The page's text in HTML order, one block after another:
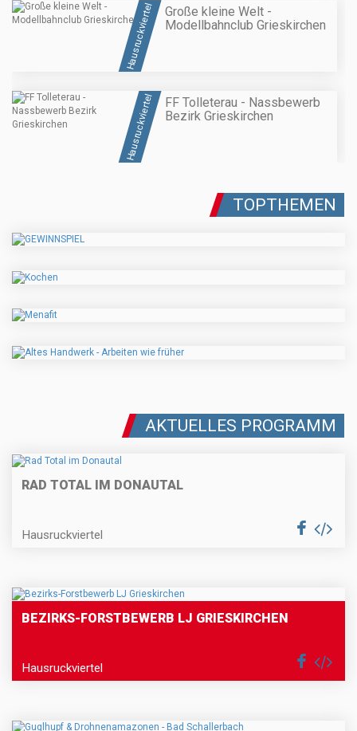
Hausruckviertel
Große kleine Welt -
Modellbahnclub Grieskirchen
Hausruckviertel
FF Tolleterau - Nassbewerb
Bezirk Grieskirchen
TOPTHEMEN
AKTUELLES PROGRAMM
RAD TOTAL IM DONAUTAL
Hausruckviertel
BEZIRKS-FORSTBEWERB LJ GRIESKIRCHEN
Hausruckviertel